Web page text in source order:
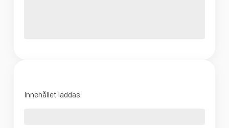
Innehållet laddas